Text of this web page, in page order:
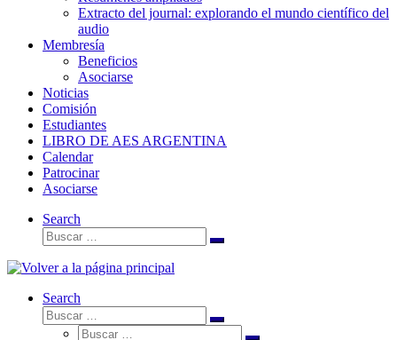
Extracto del journal: explorando el mundo científico del
audio
Membresía
Beneficios
Asociarse
Noticias
Comisión
Estudiantes
LIBRO DE AES ARGENTINA
Calendar
Patrocinar
Asociarse
Search
Buscar
Buscar
Search
Buscar
Buscar
Buscar